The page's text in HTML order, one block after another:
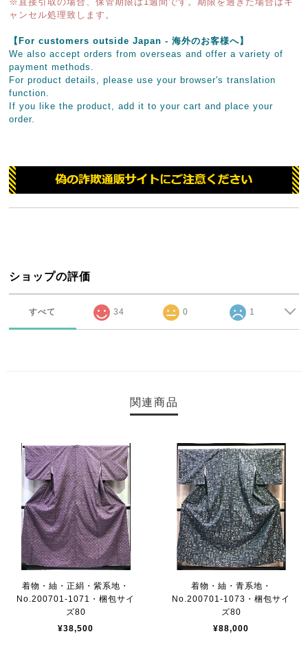
ャンセル処理致します。
【For customers outside Japan - 海外のお客様へ】
We also accept orders from overseas and offer a variety of
payment methods.
For product details, please use your browser's translation
function.
If you like the product, add it to your cart and place your
order.
ショップの評価
すべて 34 0 1
関連商品
着物・紬・正絹・紫系地・
No.200701-1071・梱包サイ
ズ80
¥38,500
着物・紬・青系地・
No.200701-1073・梱包サイ
ズ80
¥88,000